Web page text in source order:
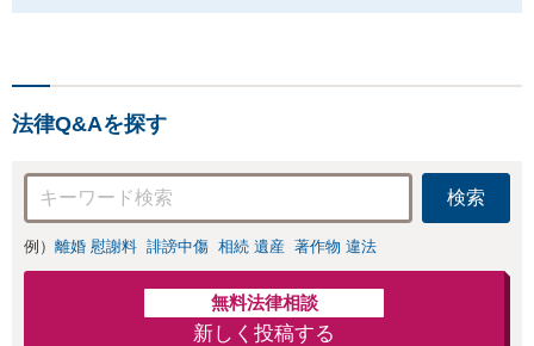
法律Q&Aを探す
検索
例） 離婚 慰謝料 誹謗中傷 相続 遺産 著作物 違法
無料法律相談
新しく投稿する